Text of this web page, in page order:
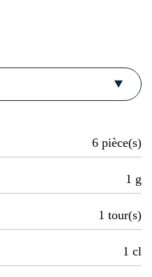
6 pièce(s)
1 g
1 tour(s)
1 cl